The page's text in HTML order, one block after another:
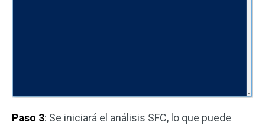
Paso 3: Se iniciará el análisis SFC, lo que puede